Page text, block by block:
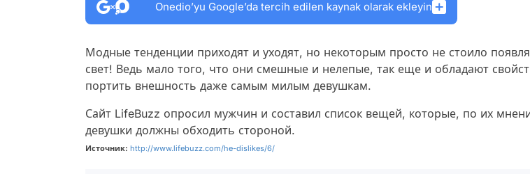
Onedio’yu Google’da tercih edilen kaynak olarak ekleyin
Модные тенденции приходят и уходят, но некоторым просто не стоило
свет! Ведь мало того, что они смешные и нелепые, так еще и обладают
портить внешность даже самым милым девушкам.
Сайт LifeBuzz опросил мужчин и составил список вещей, которые, по их
девушки должны обходить стороной.
Источник: http://www.lifebuzz.com/he-dislikes/6/